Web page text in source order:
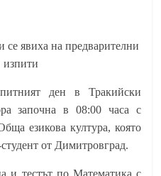
се явиха на предварителни
изпити
ден в Тракийски
започна в 08:00 часа с
езикова култура, която
от Димитровград.
и тестът по Математика с